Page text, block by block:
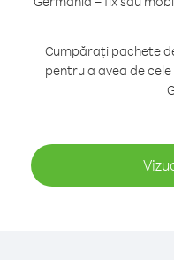
Cumpărați pachete
pentru a avea de